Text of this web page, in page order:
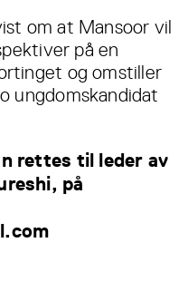
om at Mansoor vil
på en
og omstiller
ungdomskandidat
rettes til leder av
på